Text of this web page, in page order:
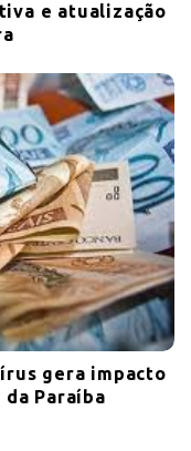
e atualização
gera impacto
da Paraíba